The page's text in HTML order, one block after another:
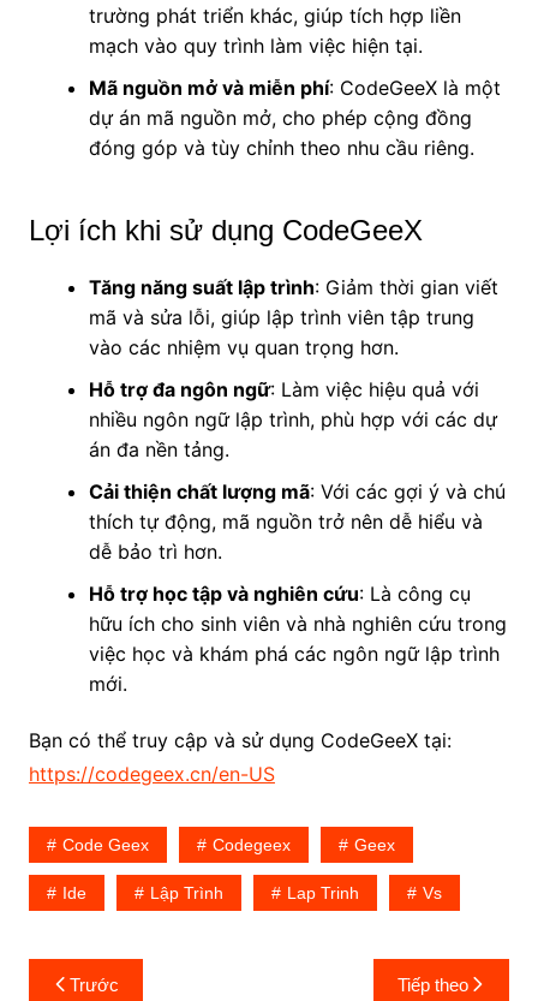
trường phát triển khác, giúp tích hợp liền
mạch vào quy trình làm việc hiện tại.
Mã nguồn mở và miễn phí: CodeGeeX là một
dự án mã nguồn mở, cho phép cộng đồng
đóng góp và tùy chỉnh theo nhu cầu riêng.
Lợi ích khi sử dụng CodeGeeX
Tăng năng suất lập trình: Giảm thời gian viết
mã và sửa lỗi, giúp lập trình viên tập trung
vào các nhiệm vụ quan trọng hơn.
Hỗ trợ đa ngôn ngữ: Làm việc hiệu quả với
nhiều ngôn ngữ lập trình, phù hợp với các dự
án đa nền tảng.
Cải thiện chất lượng mã: Với các gợi ý và chú
thích tự động, mã nguồn trở nên dễ hiểu và
dễ bảo trì hơn.
Hỗ trợ học tập và nghiên cứu: Là công cụ
hữu ích cho sinh viên và nhà nghiên cứu trong
việc học và khám phá các ngôn ngữ lập trình
mới.
Bạn có thể truy cập và sử dụng CodeGeeX tại:
https://codegeex.cn/en-US
Code Geex Codegeex Geex
Ide Lập Trình Lap Trinh Vs
ĐiềuTrước Tiếp theo